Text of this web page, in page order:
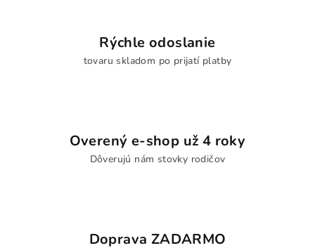
Rýchle odoslanie
tovaru skladom po prijatí platby
Overený e-shop už 4 roky
Dôverujú nám stovky rodičov
Doprava ZADARMO